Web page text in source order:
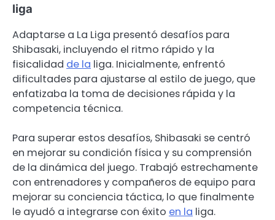
liga
Adaptarse a La Liga presentó desafíos para
Shibasaki, incluyendo el ritmo rápido y la
fisicalidad de la liga. Inicialmente, enfrentó
dificultades para ajustarse al estilo de juego, que
enfatizaba la toma de decisiones rápida y la
competencia técnica.
Para superar estos desafíos, Shibasaki se centró
en mejorar su condición física y su comprensión
de la dinámica del juego. Trabajó estrechamente
con entrenadores y compañeros de equipo para
mejorar su conciencia táctica, lo que finalmente
le ayudó a integrarse con éxito en la liga.